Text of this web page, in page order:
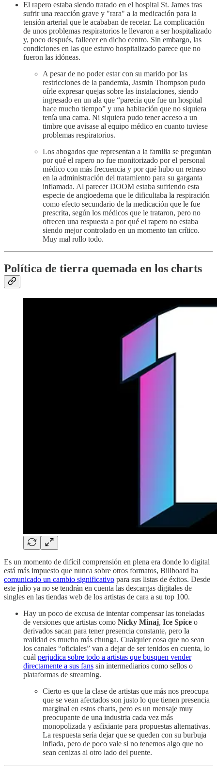
El rapero estaba siendo tratado en el hospital St. James tras
sufrir una reacción grave y "rara" a la medicación para la
tensión arterial que le acababan de recetar. La complicación
de unos problemas respiratorios le llevaron a ser hospitalizado
y, poco después, fallecer en dicho centro. Sin embargo, las
condiciones en las que estuvo hospitalizado parece que no
fueron las idóneas.
A pesar de no poder estar con su marido por las
restricciones de la pandemia, Jasmin Thompson pudo
oírle expresar quejas sobre las instalaciones, siendo
ingresado en un ala que “parecía que fue un hospital
hace mucho tiempo” y una habitación que no siquiera
tenía una cama. Ni siquiera pudo tener acceso a un
timbre que avisase al equipo médico en cuanto tuviese
problemas respiratorios.
Los abogados que representan a la familia se preguntan
por qué el rapero no fue monitorizado por el personal
médico con más frecuencia y por qué hubo un retraso
en la administración del tratamiento para su garganta
inflamada. Al parecer DOOM estaba sufriendo esta
especie de angioedema que le dificultaba la respiración
como efecto secundario de la medicación que le fue
prescrita, según los médicos que le trataron, pero no
ofrecen una respuesta a por qué el rapero no estaba
siendo mejor controlado en un momento tan crítico.
Muy mal rollo todo.
Política de tierra quemada en los charts
Es un momento de difícil comprensión en plena era donde lo digital
está más impuesto que nunca sobre otros formatos, Billboard ha
comunicado un cambio significativo para sus listas de éxitos. Desde
este julio ya no se tendrán en cuenta las descargas digitales de
singles en las tiendas web de los artistas de cara a su top 100.
Hay un poco de excusa de intentar compensar las toneladas
de versiones que artistas como Nicky Minaj, Ice Spice o
derivados sacan para tener presencia constante, pero la
realidad es mucho más chunga. Cualquier cosa que no sean
los canales “oficiales” van a dejar de ser tenidos en cuenta, lo
cuál perjudica sobre todo a artistas que busquen vender
directamente a sus fans sin intermediarios como sellos o
plataformas de streaming.
Cierto es que la clase de artistas que más nos preocupa
que se vean afectados son justo lo que tienen presencia
marginal en estos charts, pero es un mensaje muy
preocupante de una industria cada vez más
monopolizada y asfixiante para propuestas alternativas.
La respuesta sería dejar que se queden con su burbuja
inflada, pero de poco vale si no tenemos algo que no
sean cenizas al otro lado del puente.